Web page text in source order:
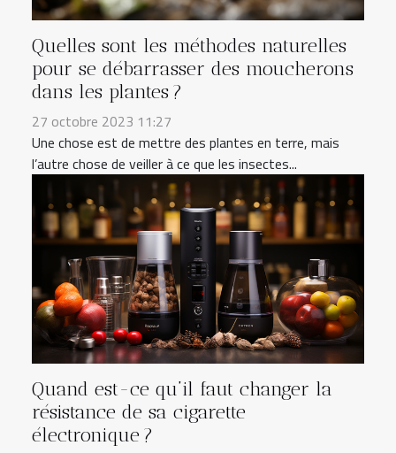
Quelles sont les méthodes naturelles
pour se débarrasser des moucherons
dans les plantes ?
27 octobre 2023 11:27
Une chose est de mettre des plantes en terre, mais
l’autre chose de veiller à ce que les insectes...
Quand est-ce qu’il faut changer la
résistance de sa cigarette
électronique ?